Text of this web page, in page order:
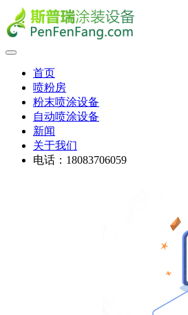
首页
喷粉房
粉末喷涂设备
自动喷涂设备
新闻
关于我们
电话：18083706059